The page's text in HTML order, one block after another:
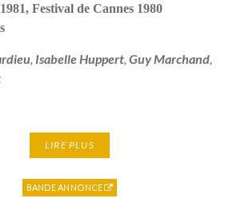
, Festival de Cannes 1980
Isabelle Huppert, Guy Marchand,
LIRE PLUS
BANDE ANNONCE